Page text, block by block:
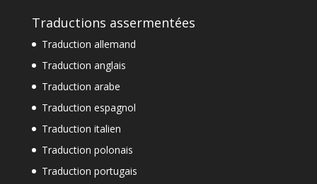
Traductions assermentées
Traduction allemand
Traduction anglais
Traduction arabe
Traduction espagnol
Traduction italien
Traduction polonais
Traduction portugais